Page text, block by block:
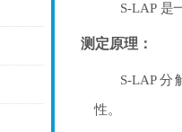
S-LAP 是
测定原理：
S-LAP 分
性。